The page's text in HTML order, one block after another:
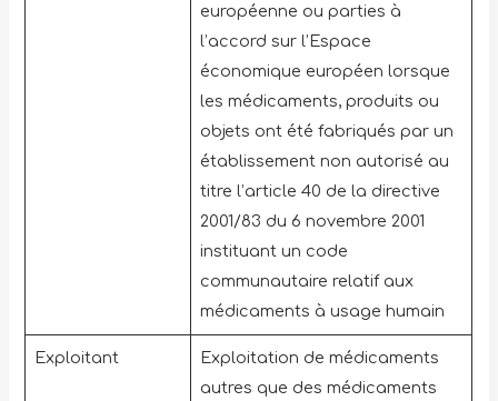
européenne ou parties à
l’accord sur l’Espace
économique européen lorsque
les médicaments, produits ou
objets ont été fabriqués par un
établissement non autorisé au
titre l’article 40 de la directive
2001/83 du 6 novembre 2001
instituant un code
communautaire relatif aux
médicaments à usage humain
Exploitant
Exploitation de médicaments
autres que des médicaments